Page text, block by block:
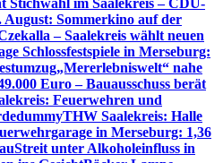
Stichwahl im Saalekreis – CDU-
August: Sommerkino auf der
– Saalekreis wählt neuen
Schlossfestspiele in Merseburg:
„Mererlebniswelt“ nahe
Euro – Bauausschuss berät
Feuerwehren und
THW Saalekreis: Halle
in Merseburg: 1,36
Streit unter Alkoholeinfluss in